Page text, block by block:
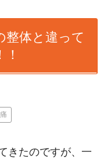
整体と違って
きたのですが、一